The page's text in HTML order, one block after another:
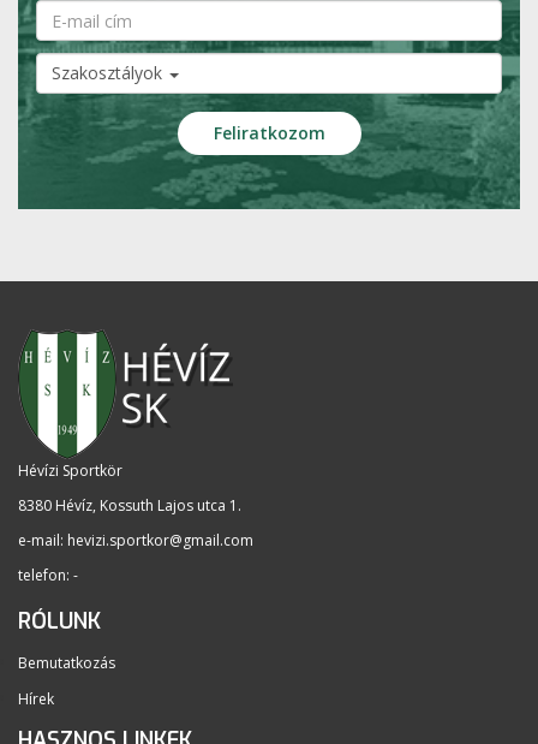
Szakosztályok
Hévízi Sportkör
8380 Hévíz, Kossuth Lajos utca 1 .
e-mail: hevizi.sportkor@gmail.com
telefon: -
RÓLUNK
Bemutatkozás
Hírek